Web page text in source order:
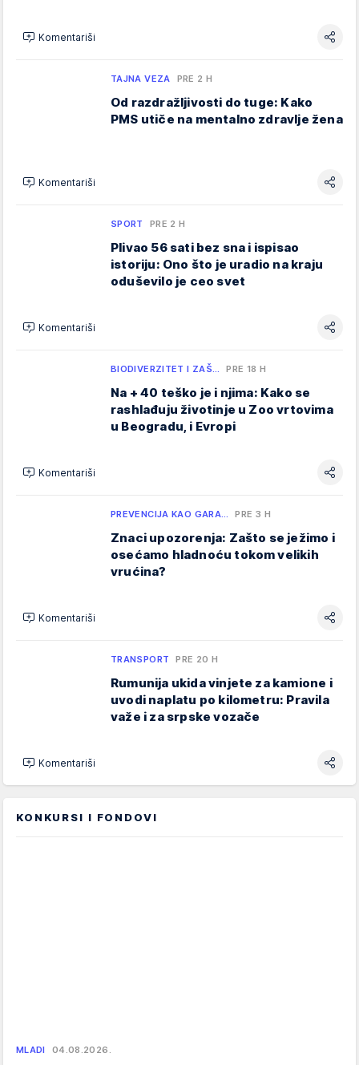
Komentariši
TAJNA VEZA PRE 2 H
Od razdražljivosti do tuge: Kako
PMS utiče na mentalno zdravlje žena
Komentariši
SPORT PRE 2 H
Plivao 56 sati bez sna i ispisao
istoriju: Ono što je uradio na kraju
oduševilo je ceo svet
Komentariši
BIODIVERZITET I ZAŠ… PRE 18 H
Na + 40 teško je i njima: Kako se
rashlađuju životinje u Zoo vrtovima
u Beogradu, i Evropi
Komentariši
PREVENCIJA KAO GARA… PRE 3 H
Znaci upozorenja: Zašto se ježimo i
osećamo hladnoću tokom velikih
vrućina?
Komentariši
TRANSPORT PRE 20 H
Rumunija ukida vinjete za kamione i
uvodi naplatu po kilometru: Pravila
važe i za srpske vozače
Komentariši
KONKURSI I FONDOVI
MLADI 04.08.2026.